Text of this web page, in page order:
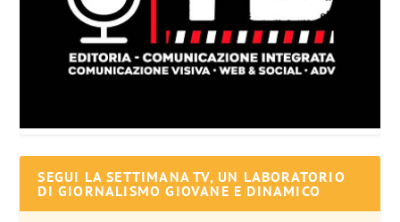
SEGUI LA SETTIMANA TV, UN LABORATORIO
DI GIORNALISMO GIOVANE E DINAMICO